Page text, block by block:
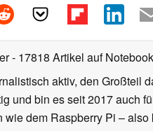
- 17818 Artikel auf
aktiv, den Großteil
und bin es seit 2017 auch
dem Raspberry Pi –